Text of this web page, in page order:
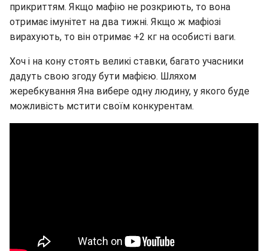
прикриттям. Якщо мафію не розкриють, то вона
отримає імунітет на два тижні. Якщо ж мафіозі
вирахують, то він отримає +2 кг на особисті ваги.
Хоч і на кону стоять великі ставки, багато учасники
дадуть свою згоду бути мафією. Шляхом
жеребкування Яна вибере одну людину, у якого буде
можливість мстити своїм конкурентам.